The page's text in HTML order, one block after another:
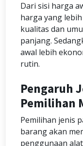
Dari sisi harga
harga yang
kualitas dan
panjang.
awal lebih
rutin.
Pengaruh
Pemilihan
Pemilihan jenis
barang akan
penggunaan